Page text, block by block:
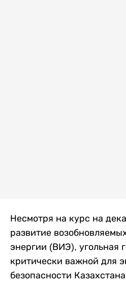
Несмотря на курс на
развитие
энергии (ВИЭ), угольная
критически важной для
безопасности